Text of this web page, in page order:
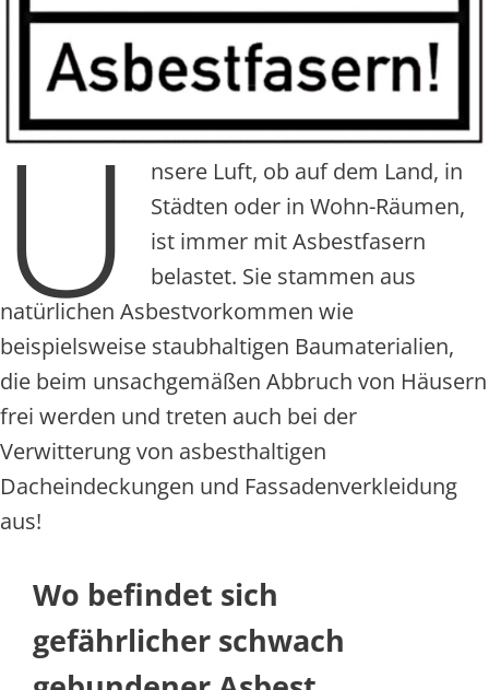
U
nsere Luft, ob auf dem Land, in
Städten oder in Wohn-Räumen,
ist immer mit Asbestfasern
belastet. Sie stammen aus
natürlichen Asbestvorkommen wie
beispielsweise staubhaltigen Baumaterialien,
die beim unsachgemäßen Abbruch von Häusern
frei werden und treten auch bei der
Verwitterung von asbesthaltigen
Dacheindeckungen und Fassadenverkleidung
aus!
Wo befindet sich
gefährlicher schwach